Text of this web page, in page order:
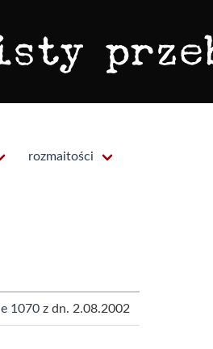
rozmaitości
1070 z dn. 2.08.2002